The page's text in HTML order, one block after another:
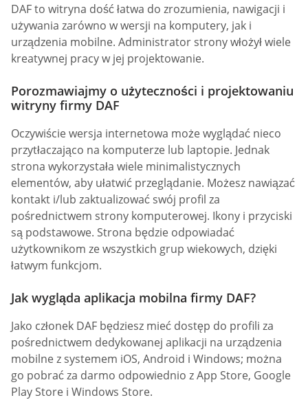
DAF to witryna dość łatwa do zrozumienia, nawigacji i
używania zarówno w wersji na komputery, jak i
urządzenia mobilne. Administrator strony włożył wiele
kreatywnej pracy w jej projektowanie.
Porozmawiajmy o użyteczności i projektowaniu
witryny firmy DAF
Oczywiście wersja internetowa może wyglądać nieco
przytłaczająco na komputerze lub laptopie. Jednak
strona wykorzystała wiele minimalistycznych
elementów, aby ułatwić przeglądanie. Możesz nawiązać
kontakt i/lub zaktualizować swój profil za
pośrednictwem strony komputerowej. Ikony i przyciski
są podstawowe. Strona będzie odpowiadać
użytkownikom ze wszystkich grup wiekowych, dzięki
łatwym funkcjom.
Jak wygląda aplikacja mobilna firmy DAF?
Jako członek DAF będziesz mieć dostęp do profili za
pośrednictwem dedykowanej aplikacji na urządzenia
mobilne z systemem iOS, Android i Windows; można
go pobrać za darmo odpowiednio z App Store, Google
Play Store i Windows Store.